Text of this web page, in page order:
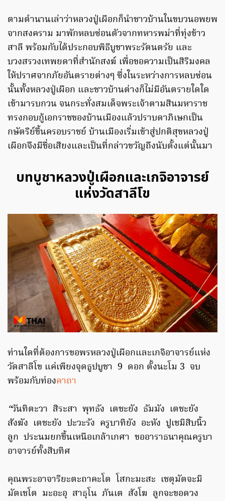
ตามตำนานเล่าว่าหลวงปู่เผือกก็นำชาวบ้านในขบวนอพยพ
จากสงคราม มาพักหลบซ่อนตัวจากทหารพม่าที่ทุ่งข้าว
สาลี พร้อมกับได้ประกอบพิธีบูชาพระรัตนตรัย และ
บวงสรวงเทพยดาที่สำนักสงฆ์ เพื่อขอความเป็นสิริมงคล
ให้ปราศจากภัยอันตรายต่างๆ ซึ่งในระหว่างการหลบซ่อน
นั้นทั้งหลวงปู่เผือก และชาวบ้านต่างก็ไม่มีอันตรายใดใด
เข้ามารบกวน จนกระทั่งสมเด็จพระเจ้าตามสินมหาราช
ทรงกอบกู้เอกราชของบ้านเมืองแล้วปราบดาภิเษกเป็น
กษัตริย์ขึ้นครอบราชย์ บ้านเมืองเริ่มเข้าสู่ปกติสุขหลวงปู่
เผือกจึงมีชื่อเสียงและเป็นที่กล่าวขวัญถึงนับตั้งแต่นั้นมา
บทบูชาหลวงปู่เผือกและเกจิอาจารย์
แห่งวัดสาลีโข
ท่านใดที่ต้องการขอพรหลวงปู่เผือกและเกจิอาจารย์แห่ง
วัดสาลีโข แค่เพียงจุดธูปบูชา 9 ดอก ตั้งนะโม 3 จบ
พร้อมกับท่องคาถา
“วันทิตะวา สิระสา พุทธัง เตชะยัง ธัมมัง เตชะยัง
สังฆัง เตชะยัง ปะวะรัง ครูบาทิยัง อะหัง ปูเชมิสิบนิ้ว
ลูก ประนมยกขึ้นเหนือเกล้าเกศา ขออาราธนาคุณครูบา
อาจารย์ทั้งสิบทิศ
คุณพระอาจาริยะตะถาคะโต โสกะมะสะ เชตุมัตจะมิ
มัตเชโต มะอะอุ สาธุโน ภันเต สังโฆ ลูกจะขอดวง